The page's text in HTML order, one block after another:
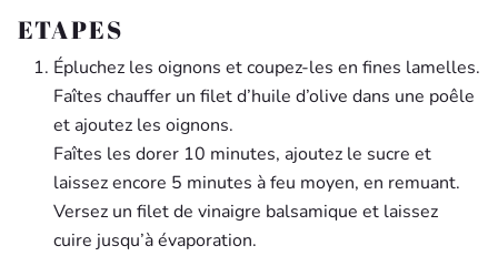
ETAPES
Épluchez les oignons et coupez-les en fines lamelles.
Faîtes chauffer un filet d’huile d’olive dans une poêle
et ajoutez les oignons.
Faîtes les dorer 10 minutes, ajoutez le sucre et
laissez encore 5 minutes à feu moyen, en remuant.
Versez un filet de vinaigre balsamique et laissez
cuire jusqu’à évaporation.